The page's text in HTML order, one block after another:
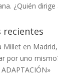
¿Quién dirige
recientes
Milleten
por uno